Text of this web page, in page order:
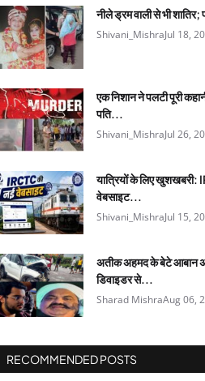
नीले ड्रम वाली से भी
Shivani_MishraJul 18,
एक निशान ने पलटी पूरी
पति...
Shivani_MishraJul 26,
यात्रियों के लिए खुशखबरी:
वेबसाइट...
Shivani_MishraJul 15,
अतीक अहमद के बेटे आबान
डिवाइडर से...
Sharad MishraAug 06,
RECOMMENDED POSTS